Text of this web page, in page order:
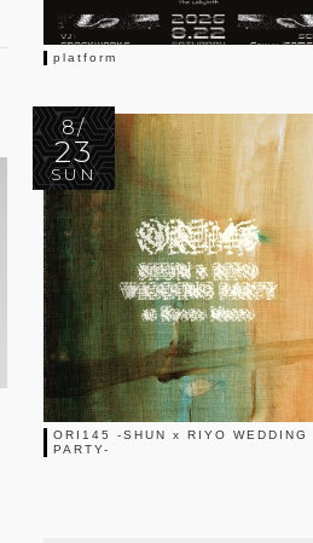
platform
8/
23
SUN
ORI145 -SHUN x RIYO WEDDING
PARTY-